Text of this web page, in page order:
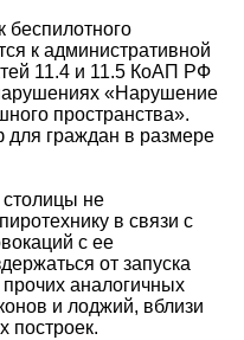
беспилотного
к административной
11.4 и 11.5 КоАП РФ
«Нарушение
пространства».
граждан в размере
столицы не
в связи с
с ее
от запуска
аналогичных
и лоджий, вблизи
построек.